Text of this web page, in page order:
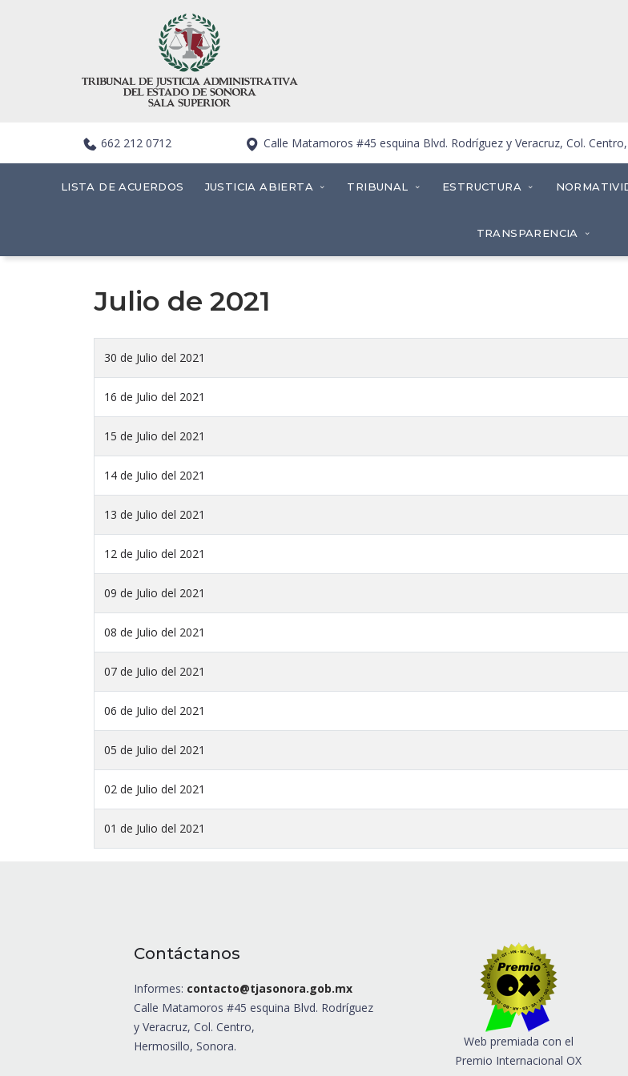
662 212 0712 Calle Matamoros #45 esquina Blvd. Rodríguez y Veracruz, Col.
LISTA DE ACUERDOS JUSTICIA ABIERTA TRIBUNAL ESTRUCTURA
TRANSPARENCIA
Julio de 2021
30 de Julio del 2021
16 de Julio del 2021
15 de Julio del 2021
14 de Julio del 2021
13 de Julio del 2021
12 de Julio del 2021
09 de Julio del 2021
08 de Julio del 2021
07 de Julio del 2021
06 de Julio del 2021
05 de Julio del 2021
02 de Julio del 2021
01 de Julio del 2021
Contáctanos
Informes: contacto@tjasonora.gob.mx
Calle Matamoros #45 esquina Blvd. Rodríguez
y Veracruz, Col. Centro,
Hermosillo, Sonora.
Web premiada con el
Premio Internacional OX